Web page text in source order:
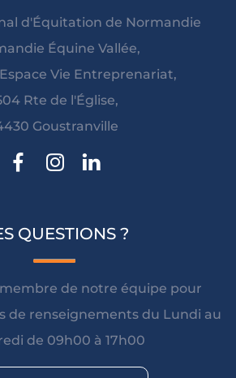
d'Équitation de Normandie
Équine Vallée,
Vie Entreprenariat,
Rte de l'Église,
Goustranville
QUESTIONS ?
de notre équipe pour
de renseignements du Lundi au
de 09h00 à 17h00